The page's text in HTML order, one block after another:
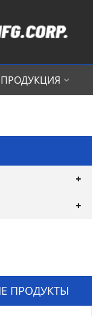
ПРОДУКЦИЯ
ПРОДУКТЫ